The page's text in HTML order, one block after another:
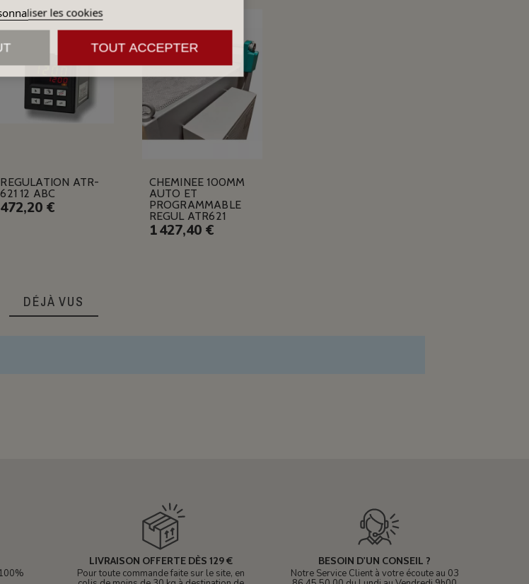
REGULATION ATR-
621 12 ABC
472,20 €
CHEMINEE 100MM
AUTO ET
PROGRAMMABLE
REGUL ATR621
1 427,40 €
DÉJÀ VUS
LIVRAISON OFFERTE DÈS 129 €
Pour toute commande faite sur le site, en
BESOIN D'UN CONSEIL ?
Notre Service Client à votre écoute au 03
les cookies
TOUT ACCEPTER